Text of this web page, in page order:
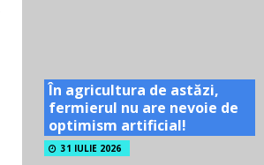
În agricultura de astăzi,
fermierul nu are nevoie de
optimism artificial!
31 IULIE 2026